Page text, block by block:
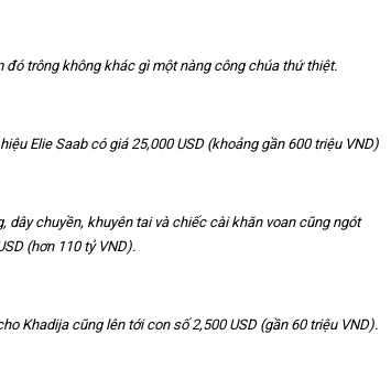
trông không khác gì một nàng công chúa thứ thiệt.
Elie Saab có giá 25,000 USD (khoảng gần 600 triệu VND)
dây chuyền, khuyên tai và chiếc cài khăn voan cũng ngót
(hơn 110 tỷ VND).
Khadija cũng lên tới con số 2,500 USD (gần 60 triệu VND).